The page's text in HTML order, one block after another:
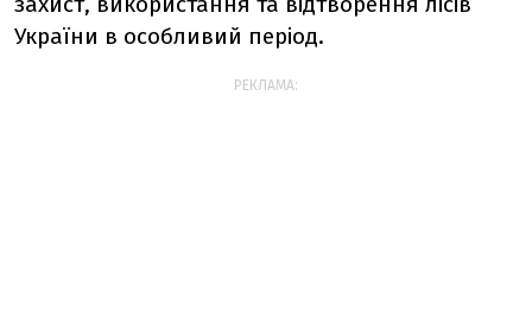
України в особливий період.
РЕКЛАМА: